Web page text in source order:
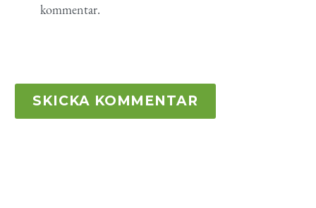
kommentar.
SKICKA KOMMENTAR